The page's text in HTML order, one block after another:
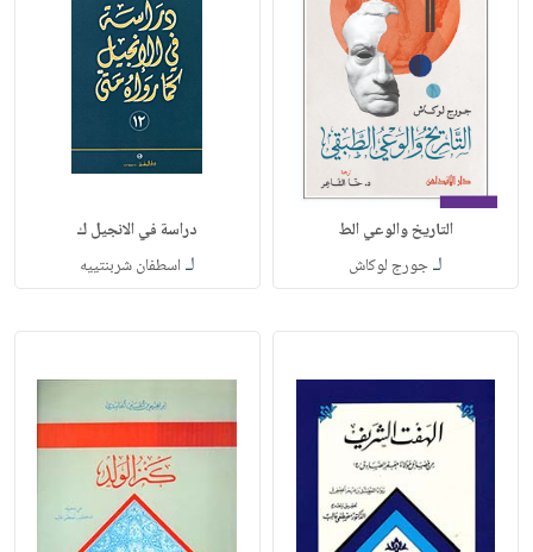
التاريخ والوعي الط
لـجورج لوكاش
دراسة في الانجيل ك
لـ اسطفان شربنتييه